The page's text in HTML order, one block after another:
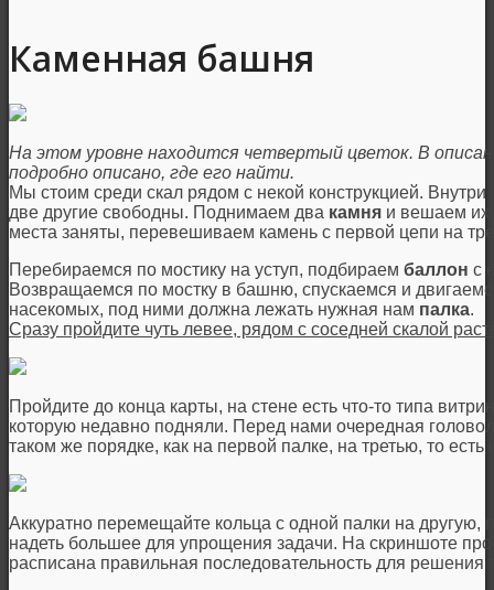
Каменная башня
На этом уровне находится четвертый цветок. В
подробно описано, где его найти.
Мы стоим среди скал рядом с некой конструкцией.
две другие свободны. Поднимаем два камня и вешаем их
места заняты, перевешиваем камень с первой цепи на
Перебираемся по мостику на уступ, подбираем баллон с
Возвращаемся по мостку в башню, спускаемся и
насекомых, под ними должна лежать нужная нам палка.
Сразу пройдите чуть левее, рядом с соседней скалой
Пройдите до конца карты, на стене есть что-то типа
которую недавно подняли. Перед нами очередная
таком же порядке, как на первой палке, на третью, то
Аккуратно перемещайте кольца с одной палки на другую,
надеть большее для упрощения задачи. На скриншоте
расписана правильная последовательность для решения